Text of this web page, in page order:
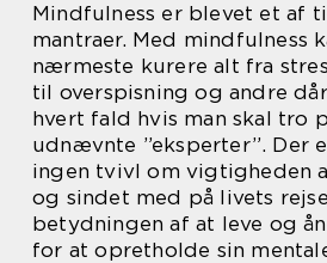
Mindfulness er blevet et af
mantraer. Med mindfulness
nærmeste kurere alt fra
til overspisning og andre
hvert fald hvis man skal tro
udnævnte ”eksperter”. Der
ingen tvivl om vigtigheden
og sindet med på livets
betydningen af at leve og
for at opretholde sin